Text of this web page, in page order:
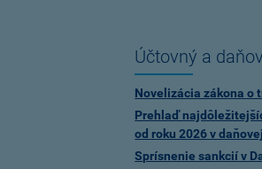
Účtovný a
Novelizácia zákona o
Prehlaď
od roku 2026 v
Sprísnenie sankcií v